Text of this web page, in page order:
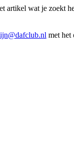
artikel wat je zoekt
met het